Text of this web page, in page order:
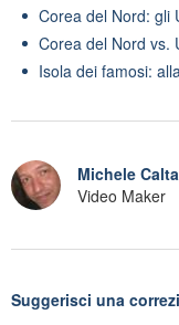
Corea del Nord: gli
Corea del Nord vs.
Isola dei famosi:
Michele
Video Maker
Suggerisci una